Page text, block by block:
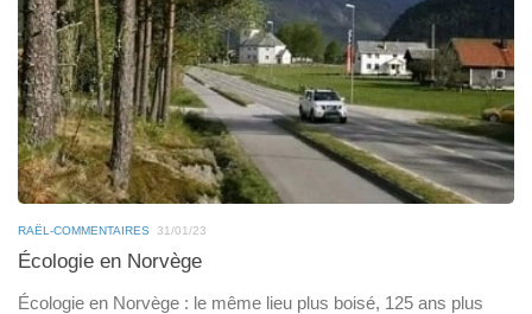
RAËL-COMMENTAIRES 31/01/23
Écologie en Norvège
Écologie en Norvège : le même lieu plus boisé, 125 ans plus